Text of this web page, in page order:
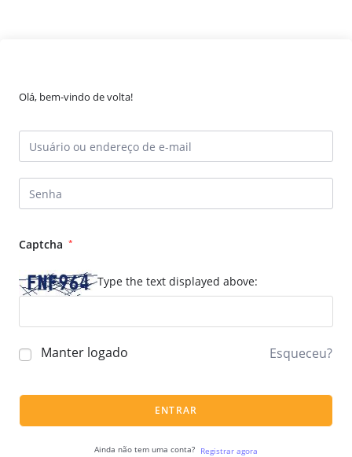
Olá, bem-vindo de volta!
Captcha *
Type the text displayed above:
Manter logado Esqueceu?
ENTRAR
Ainda não tem uma conta? Registrar agora